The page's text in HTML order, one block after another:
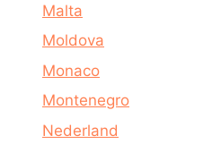
Malta
Moldova
Monaco
Montenegro
Nederland